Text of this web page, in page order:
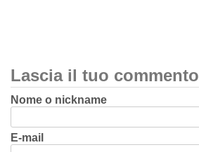
Lascia il tuo commento
Nome o nickname
E-mail